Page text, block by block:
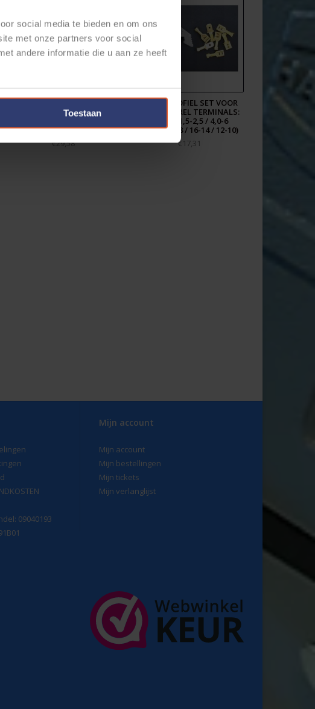
social media te bieden en om ons
met onze partners voor social
andere informatie die u aan ze heeft
Toestaan
WISSELSYSTEEM VOOR
KRIMPPROFIELEN
€29,58
KRIMP PROFIEL SET VOOR
OPEN BARREL TERMINALS:
0,5-1,0 / 1,5-2,5 / 4,0-6
(AWG20-18 / 16-14 / 12-10)
€17,31
09040193
Mijn account
Mijn account
Mijn bestellingen
Mijn tickets
Mijn verlanglijst